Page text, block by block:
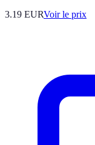
3.19 EURVoir le prix